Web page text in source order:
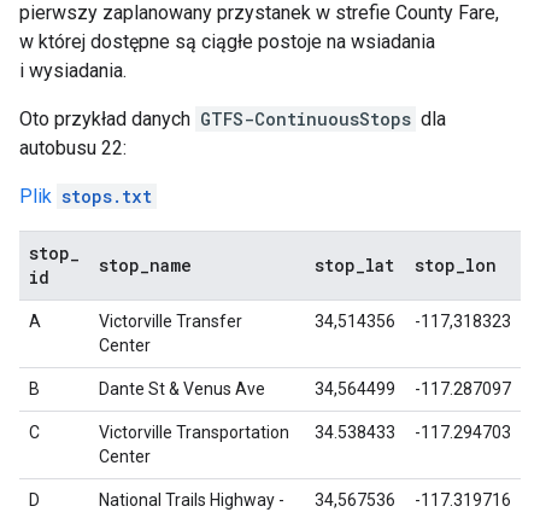
pierwszy zaplanowany przystanek w strefie County Fare,
w której dostępne są ciągłe postoje na wsiadania
i wysiadania.
Oto przykład danych GTFS-ContinuousStops dla
autobusu 22:
Plik stops.txt
stop
id
stop name stop lat stop lon
A
Victorville Transfer
Center
34,514356 -117,318323
B Dante St & Venus Ave 34,564499 -117.287097
C
Victorville Transportation
Center
34.538433 -117.294703
D
National Trails Highway -
34,567536 -117.319716